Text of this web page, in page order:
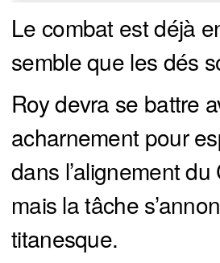
Le combat est déjà
semble que les dés
Roy devra se battre
acharnement pour
dans l’alignement
mais la tâche
titanesque.